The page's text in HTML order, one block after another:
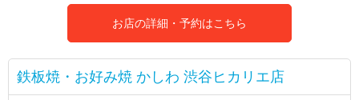
お店の詳細・予約はこちら
鉄板焼・お好み焼 かしわ 渋谷ヒカリエ店